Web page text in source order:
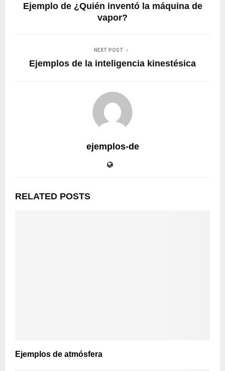
Ejemplo de ¿Quién inventó la máquina de
vapor?
NEXT POST
Ejemplos de la inteligencia kinestésica
ejemplos-de
RELATED POSTS
Ejemplos de atmósfera